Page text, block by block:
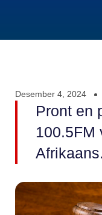
Desember 4, 2024
Pront en
100.5FM
Afrikaans.